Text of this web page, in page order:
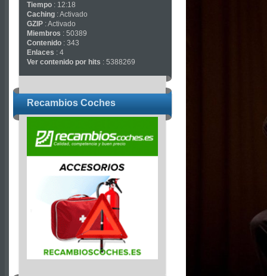
Tiempo : 12:18
Caching : Activado
GZIP : Activado
Miembros : 50389
Contenido : 343
Enlaces : 4
Ver contenido por hits : 5388269
Recambios Coches